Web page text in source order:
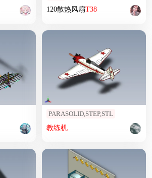
120散热风扇T38
PARASOLID,STEP,STL
教练机